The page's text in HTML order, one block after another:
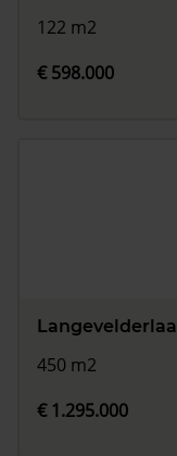
122 m2
€ 598.000
450 m2
€ 1.295.000